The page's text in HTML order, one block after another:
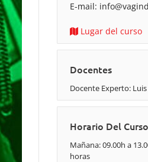
E-mail:
Lugar del curso
Docentes
Docente Experto:
Horario Del Curso
Mañana: 09.00h a
horas